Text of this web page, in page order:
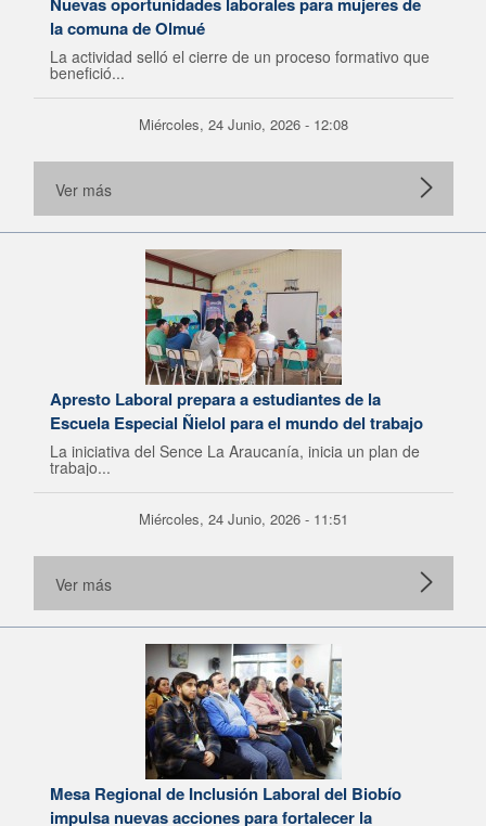
la comuna de Olmué
La actividad selló el cierre de un proceso formativo que
benefició...
Miércoles, 24 Junio, 2026 - 12:08
Ver más
Apresto Laboral prepara a estudiantes de la
Escuela Especial Ñielol para el mundo del trabajo
La iniciativa del Sence La Araucanía, inicia un plan de
trabajo...
Miércoles, 24 Junio, 2026 - 11:51
Ver más
Mesa Regional de Inclusión Laboral del Biobío
impulsa nuevas acciones para fortalecer la